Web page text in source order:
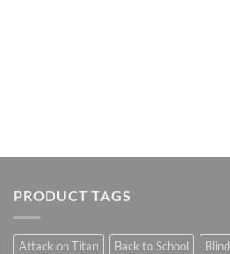
PRODUCT TAGS
Attack on Titan Back to School